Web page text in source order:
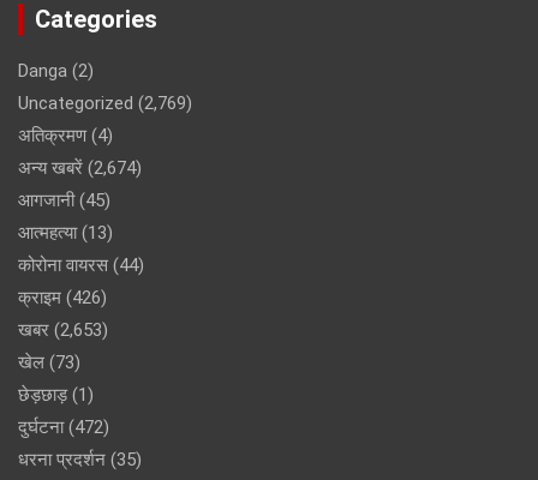
Categories
Danga (2)
Uncategorized (2,769)
अतिक्रमण(4)
अन्य खबरें (2,674)
आगजानी(45)
आत्महत्या(13)
कोरोना वायरस (44)
क्राइम (426)
खबर (2,653)
खेल (73)
छेड़छाड़(1)
दुर्घटना(472)
धरना प्रदर्शन (35)